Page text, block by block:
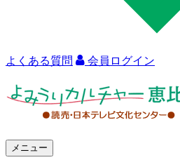
よくある質問 会員ログイン
メニュー